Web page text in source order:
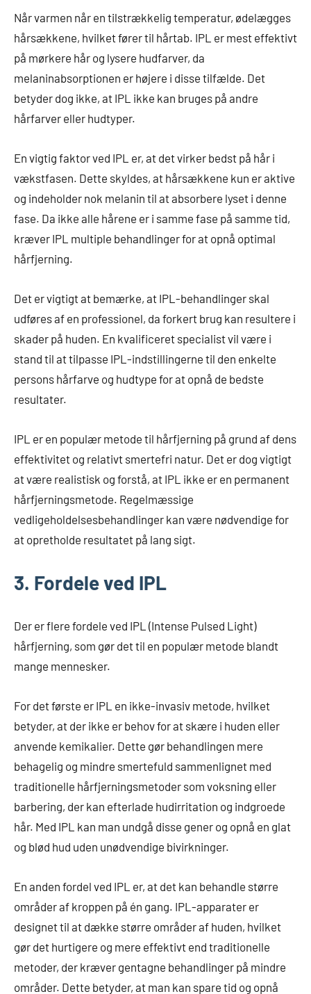
Når varmen når en tilstrækkelig temperatur, ødelægges
hårsækkene, hvilket fører til hårtab. IPL er mest effektivt
på mørkere hår og lysere hudfarver, da
melaninabsorptionen er højere i disse tilfælde. Det
betyder dog ikke, at IPL ikke kan bruges på andre
hårfarver eller hudtyper.
En vigtig faktor ved IPL er, at det virker bedst på hår i
vækstfasen. Dette skyldes, at hårsækkene kun er aktive
og indeholder nok melanin til at absorbere lyset i denne
fase. Da ikke alle hårene er i samme fase på samme tid,
kræver IPL multiple behandlinger for at opnå optimal
hårfjerning.
Det er vigtigt at bemærke, at IPL-behandlinger skal
udføres af en professionel, da forkert brug kan resultere i
skader på huden. En kvalificeret specialist vil være i
stand til at tilpasse IPL-indstillingerne til den enkelte
persons hårfarve og hudtype for at opnå de bedste
resultater.
IPL er en populær metode til hårfjerning på grund af dens
effektivitet og relativt smertefri natur. Det er dog vigtigt
at være realistisk og forstå, at IPL ikke er en permanent
hårfjerningsmetode. Regelmæssige
vedligeholdelsesbehandlinger kan være nødvendige for
at opretholde resultatet på lang sigt.
3. Fordele ved IPL
Der er flere fordele ved IPL (Intense Pulsed Light)
hårfjerning, som gør det til en populær metode blandt
mange mennesker.
For det første er IPL en ikke-invasiv metode, hvilket
betyder, at der ikke er behov for at skære i huden eller
anvende kemikalier. Dette gør behandlingen mere
behagelig og mindre smertefuld sammenlignet med
traditionelle hårfjerningsmetoder som voksning eller
barbering, der kan efterlade hudirritation og indgroede
hår. Med IPL kan man undgå disse gener og opnå en glat
og blød hud uden unødvendige bivirkninger.
En anden fordel ved IPL er, at det kan behandle større
områder af kroppen på én gang. IPL-apparater er
designet til at dække større områder af huden, hvilket
gør det hurtigere og mere effektivt end traditionelle
metoder, der kræver gentagne behandlinger på mindre
områder. Dette betyder, at man kan spare tid og opnå